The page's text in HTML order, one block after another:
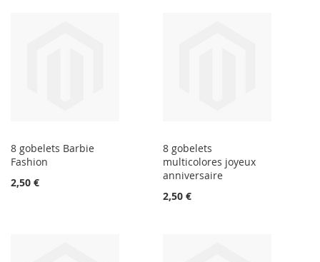
8 gobelets Barbie
Fashion
2,50 €
8 gobelets
multicolores joyeux
anniversaire
2,50 €